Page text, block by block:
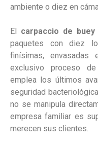
ambiente o diez en
El carpaccio de buey
paquetes con diez
finísimas,
exclusivo proceso
emplea los últimos
seguridad
no se manipula
empresa familiar es
merecen sus clientes.